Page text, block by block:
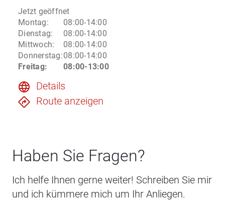
Jetzt geöffnet
Montag:
08:00-14:00
Dienstag:
08:00-14:00
Mittwoch:
08:00-14:00
Donnerstag:08:00-14:00
Freitag: 08:00-13:00
Details
Route anzeigen
Haben Sie Fragen?
Ich helfe Ihnen gerne weiter! Schreiben Sie mir
und ich kümmere mich um Ihr Anliegen.